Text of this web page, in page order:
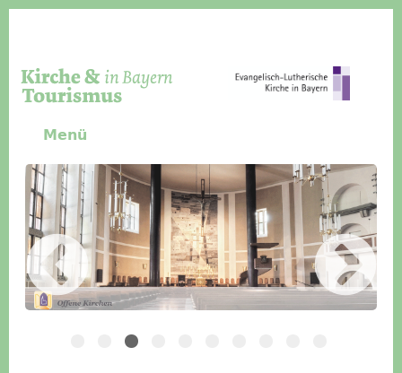
Menü
Slider Icon
Bild
Häuser für Gruppen